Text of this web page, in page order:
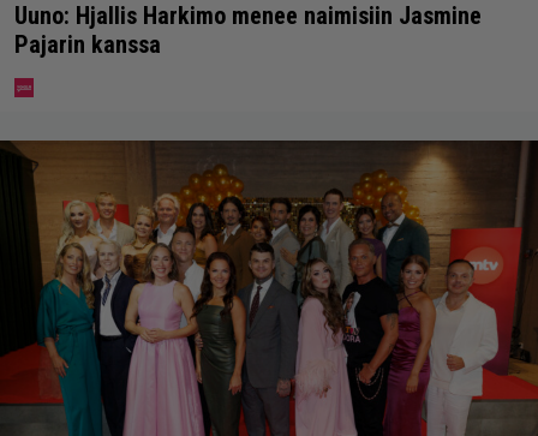
Uuno: Hjallis Harkimo menee naimisiin Jasmine
Pajarin kanssa